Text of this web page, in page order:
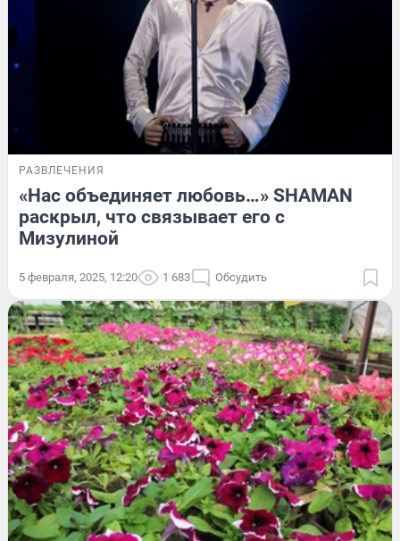
РАЗВЛЕЧЕНИЯ
«Нас объединяет любовь…» SHAMAN
раскрыл, что связывает его с
Мизулиной
5 февраля, 2025, 12:20 1 683 Обсудить